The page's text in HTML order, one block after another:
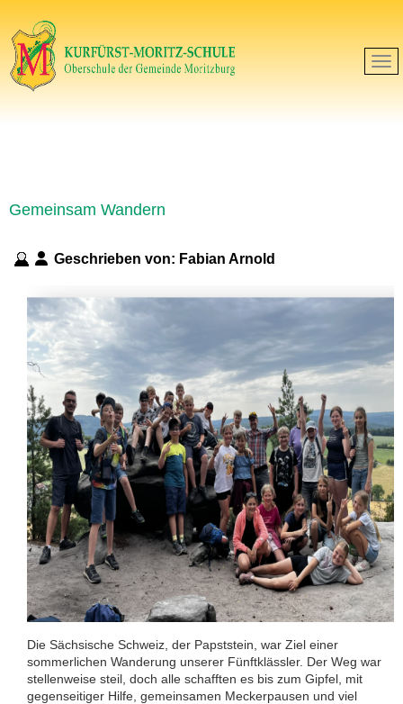
Gemeinsam Wandern
Geschrieben von: Fabian Arnold
Die Sächsische Schweiz, der Papststein, war Ziel einer
sommerlichen Wanderung unserer Fünftklässler. Der Weg war
stellenweise steil, doch alle schafften es bis zum Gipfel, mit
gegenseitiger Hilfe, gemeinsamen Meckerpausen und viel